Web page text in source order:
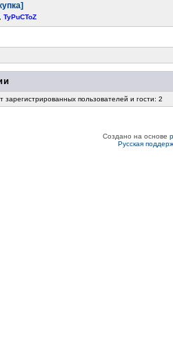
TyPuCToZ
пользователей и гости: 2
Создано на основе
Русская